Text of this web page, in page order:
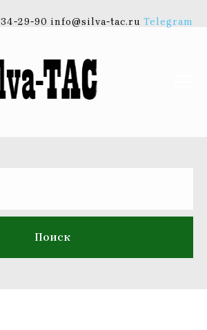
29-90 info@silva-tac.ru Telegram
Поиск